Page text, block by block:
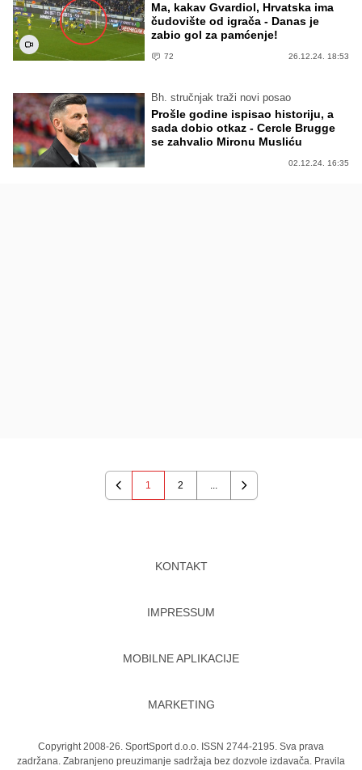
Ma, kakav Gvardiol, Hrvatska ima
čudovište od igrača - Danas je
zabio gol za pamćenje!
72 26.12.24. 18:53
Bh. stručnjak traži novi posao
Prošle godine ispisao historiju, a
sada dobio otkaz - Cercle Brugge
se zahvalio Mironu Musliću
02.12.24. 16:35
Previous
1 2 ...
Next
KONTAKT
IMPRESSUM
MOBILNE APLIKACIJE
MARKETING
Copyright 2008-26. SportSport d.o.o. ISSN 2744-2195. Sva prava
zadržana. Zabranjeno preuzimanje sadržaja bez dozvole izdavača. Pravila